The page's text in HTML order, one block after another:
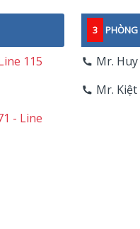
115
- Line
3 PHÒNG
Mr. Huy
Mr. Kiệt